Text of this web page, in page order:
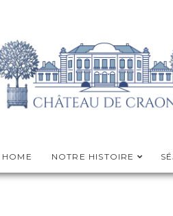
HOME NOTRE HISTOIRE